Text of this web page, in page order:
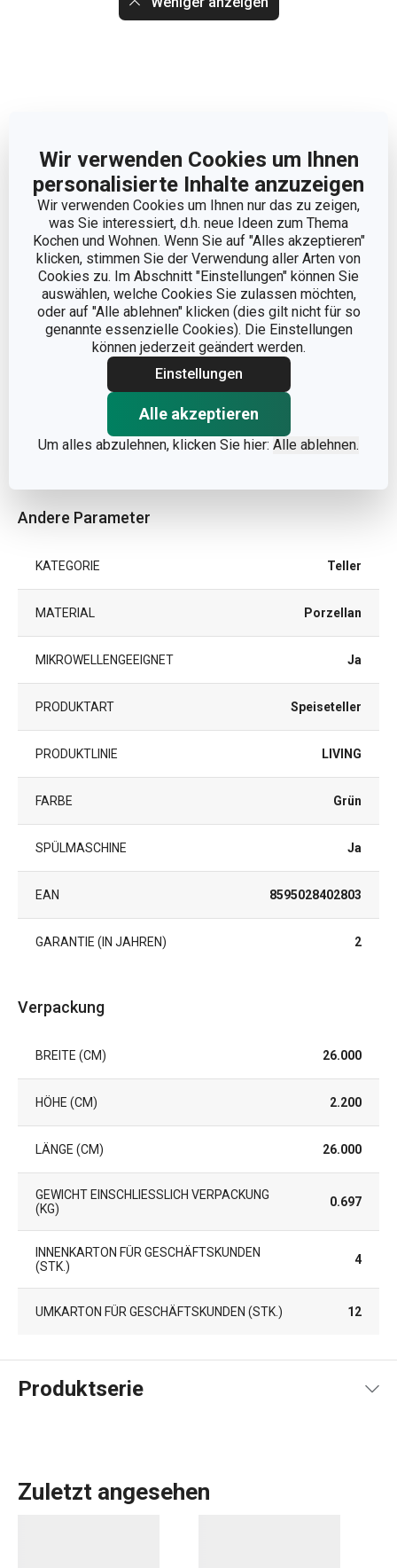
Wir verwenden Cookies um Ihnen
personalisierte Inhalte anzuzeigen
Wir verwenden Cookies um Ihnen nur das zu zeigen,
was Sie interessiert, d.h. neue Ideen zum Thema
Kochen und Wohnen. Wenn Sie auf "Alles akzeptieren"
klicken, stimmen Sie der Verwendung aller Arten von
Cookies zu. Im Abschnitt "Einstellungen" können Sie
auswählen, welche Cookies Sie zulassen möchten,
oder auf "Alle ablehnen" klicken (dies gilt nicht für so
genannte essenzielle Cookies). Die Einstellungen
können jederzeit geändert werden.
Einstellungen
Alle akzeptieren
Um alles abzulehnen, klicken Sie hier: Alle ablehnen.
Abmessungen
PRODUKTHÖHE (CM)
DURCHMESSER (CM) 26
Andere Parameter
KATEGORIE Teller
MATERIAL Porzellan
MIKROWELLENGEEIGNET Ja
PRODUKTART Speiseteller
PRODUKTLINIE LIVING
FARBE Grün
SPÜLMASCHINE Ja
EAN 8595028402803
GARANTIE (IN JAHREN) 2
Verpackung
BREITE (CM) 26.000
HÖHE (CM) 2.200
LÄNGE (CM) 26.000
GEWICHT EINSCHLIESSLICH VERPACKUNG (
KG)
0.697
INNENKARTON FÜR GESCHÄFTSKUNDEN
(STK.)
4
UMKARTON FÜR GESCHÄFTSKUNDEN (STK.) 12
Produktserie
Zuletzt angesehen